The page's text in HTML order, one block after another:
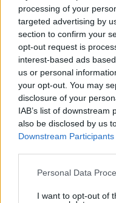
processing of your
targeted advertising by
section to confirm your
opt-out request is
interest-based ads
us or personal
your opt-out. You may
disclosure of your
IAB’s list of
also be disclosed by us
Downstream Participants
Please note that this
not limited to your visit
Personal Data
I want to opt-out of
Ισως το καλύτερο
Καμπανέλλη και
«στιγμή» του
δραματικό
Ηλιόπουλου. Οπου
στερημένος
ομοιότητας,
τοπικής
αρυτίδωτο
ΣΥΝΕΧΙΖΟΝΤΑΙ
ΟΠΩΣΔΗΠΟΤΕ